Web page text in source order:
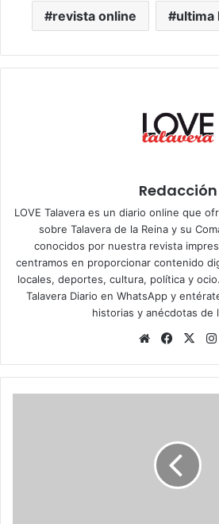
revista online ultima
Redacción
LOVE Talavera es un diario online que
sobre Talavera de la Reina y su
conocidos por nuestra revista
centramos en proporcionar contenido
locales, deportes, cultura, política y
Talavera Diario en WhatsAppy
historias y anécdotas de
Siti
we
b
Fa
bo
ok
X